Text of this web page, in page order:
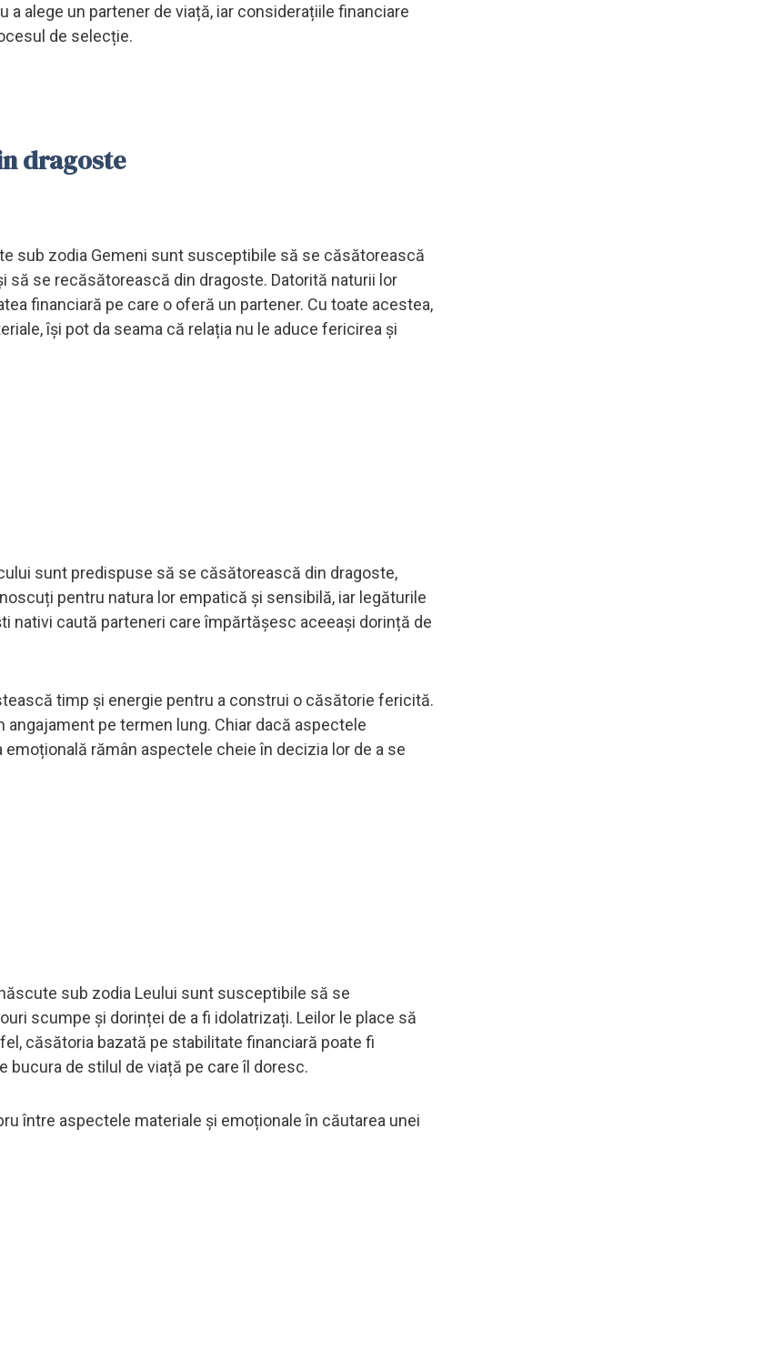
alege un partener de viață, iar considerațiile financiare
de selecție.
dragoste
sub zodia Gemeni sunt susceptibile să se căsătorească
să se recăsătorească din dragoste. Datorită naturii lor
financiară pe care o oferă un partener. Cu toate acestea,
își pot da seama că relația nu le aduce fericirea și
sunt predispuse să se căsătorească din dragoste,
pentru natura lor empatică și sensibilă, iar legăturile
nativi caută parteneri care împărtășesc aceeași dorință de
timp și energie pentru a construi o căsătorie fericită.
pe termen lung. Chiar dacă aspectele
rămân aspectele cheie în decizia lor de a se
sub zodia Leului sunt susceptibile să se
scumpe și dorinței de a fi idolatrizați. Leilor le place să
căsătoria bazată pe stabilitate financiară poate fi
bucura de stilul de viață pe care îl doresc.
între aspectele materiale și emoționale în căutarea unei